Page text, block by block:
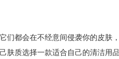
们都会在不经意间侵袭你的皮肤
肤质选择一款适合自己的清洁用